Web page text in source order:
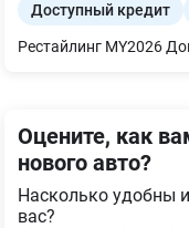
Доступный кредит
Оцените, как
нового авто?
Насколько удобны
вас?